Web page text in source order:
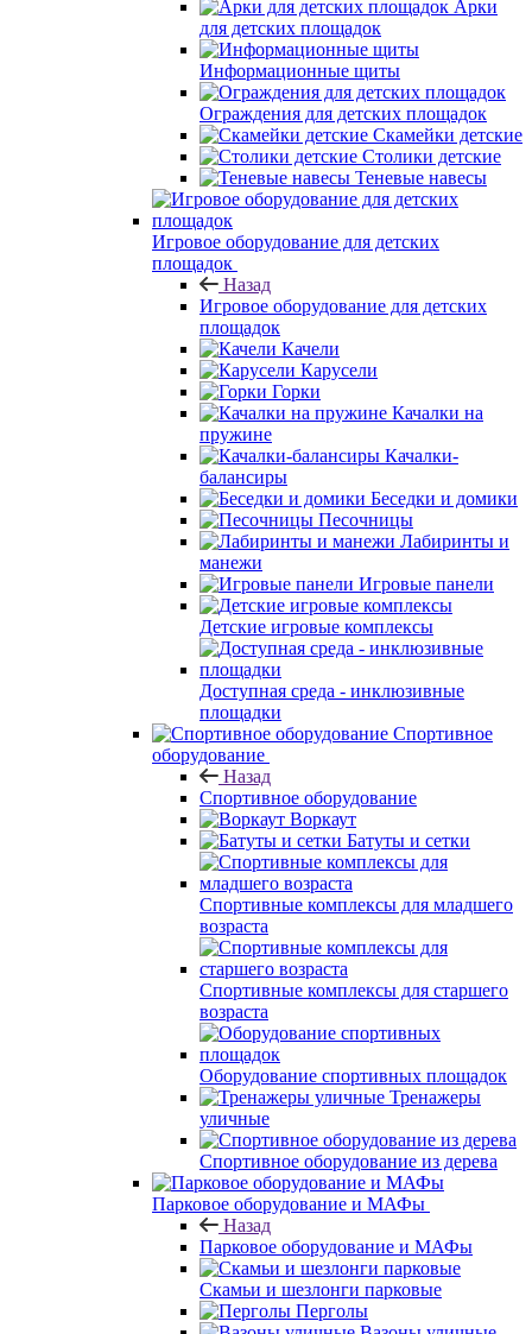
Арки
для детских площадок
Информационные щиты
Ограждения для детских площадок
Скамейки детские
Столики детские
Теневые навесы
Игровое оборудование для детских
площадок
Назад
Игровое оборудование для детских
площадок
Качели
Карусели
Горки
Качалки на
пружине
Качалки-
балансиры
Беседки и домики
Песочницы
Лабиринты и
манежи
Игровые панели
Детские игровые комплексы
Доступная среда - инклюзивные
площадки
Спортивное
оборудование
Назад
Спортивное оборудование
Воркаут
Батуты и сетки
Спортивные комплексы для младшего
возраста
Спортивные комплексы для старшего
возраста
Оборудование спортивных площадок
Тренажеры
уличные
Спортивное оборудование из дерева
Парковое оборудование и МАФы
Назад
Парковое оборудование и МАФы
Скамьи и шезлонги парковые
Перголы